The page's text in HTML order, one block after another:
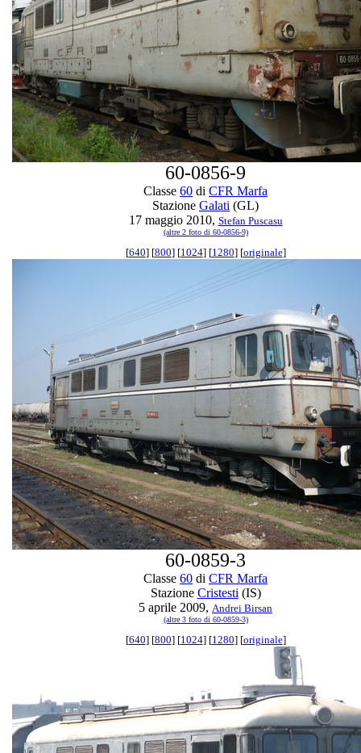
60-0856-9
Classe 60 di CFR Marfa
Stazione Galati (GL)
17 maggio 2010, Stefan Puscasu
(altre 2 foto di 60-0856-9)
[640] [800] [1024] [1280] [originale]
60-0859-3
Classe 60 di CFR Marfa
Stazione Cristesti (IS)
5 aprile 2009, Andrei Birsan
(altre 3 foto di 60-0859-3)
[640] [800] [1024] [1280] [originale]